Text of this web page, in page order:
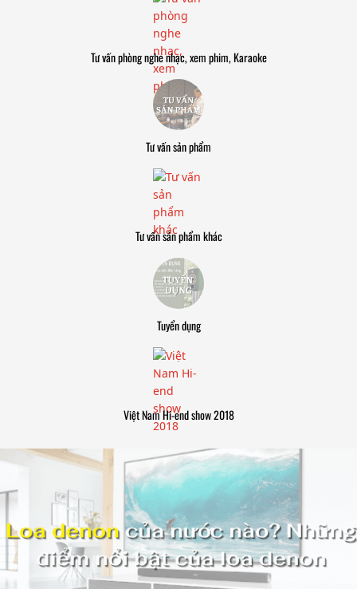
Tư vấn phòng nghe nhạc, xem phim, Karaoke
Tư vấn sản phẩm
Tư vấn sản phẩm khác
Tuyển dụng
Việt Nam Hi-end show 2018